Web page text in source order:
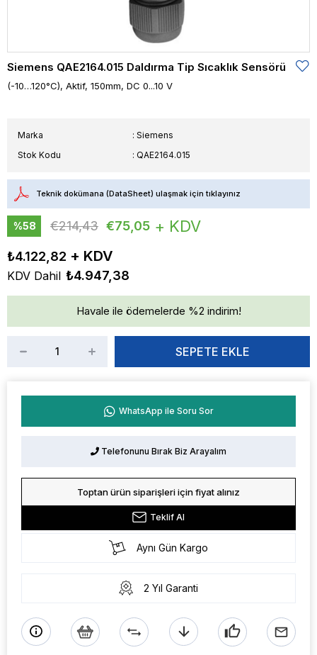
Siemens QAE2164.015 Daldırma Tip Sıcaklık Sensörü
(-10…120°C), Aktif, 150mm, DC 0...10 V
Marka : Siemens
Stok Kodu
QAE2164.015
Teknik dokümana (DataSheet) ulaşmak için tıklayınız
%58
€214,43 €75,05 + KDV
₺4.122,82
KDV Dahil ₺4.947,38
Havale ile ödemelerde %2 indirim!
WhatsApp ile Soru Sor
Telefonunu Bırak Biz Arayalım
Toptan ürün siparişleri için fiyat alınız
Teklif Al
Aynı Gün Kargo
2 Yıl Garanti